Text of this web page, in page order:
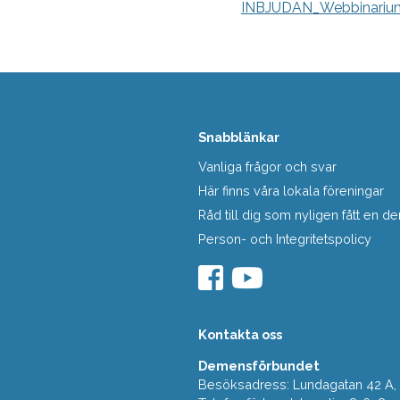
Snabblänkar
Vanliga frågor och svar
Här finns våra lokala föreningar
Råd till dig som nyligen fått en
Person- och Integritetspolicy
Kontakta oss
Demensförbundet
Besöksadress: Lundagatan 42 A,